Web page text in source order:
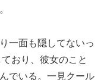
一面も隠してないっ
おり、彼女のこと
でいる。一見クール